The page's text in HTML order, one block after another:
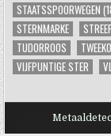
STAATSSPOORWEGEN
STERNMARKE
TUDORROOS
VIJFPUNTIGE STER